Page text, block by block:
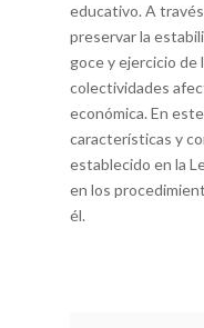
educativo. A
preservar la
goce y ejercicio de
colectividades
económica. En
características y
establecido en la
en los
él.